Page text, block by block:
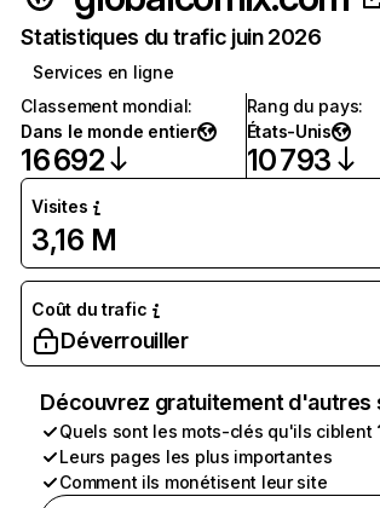
Statistiques du trafic juin 2026
Services en ligne
Classement mondial:
Dans le monde entier
16 692
Rang du pays:
États-Unis
10 793
Visites
3,16 M
Coût du trafic
Déverrouiller
Découvrez gratuitement
Quels sont les mots-clés qu'ils ciblent
Leurs pages les plus importantes
Comment ils monétisent leur site